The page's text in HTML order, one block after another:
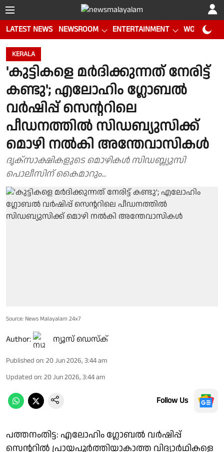
LATEST NEWS NEWSROOM ENTERTAINMENT WORLD CUP
KERALA
'കുട്ടികളെ മർദിക്കുന്നത് നേരിട്ട്
കണ്ടു'; എലോഹിം ഗ്ലോബൽ
വർഷിപ്പ് സെൻ്ററിലെ
പീഡനത്തിൽ സിഡബ്യുസിക്ക്
മൊഴി നൽകി അന്തേവാസികൾ
ദൃക്സാക്ഷികളുടെ മൊഴികൾ സിഡബ്ല്യുസി
പൊലീസിന് കൈമാറും...
Source: News Malayalam 24x7
Author: ന്യൂസ് ഡെസ്ക്
Published on: 20 Jun 2026, 3:44 am
Updated on: 20 Jun 2026, 3:44 am
Follow Us
പത്തനംതിട്ട: എലോഹിം ഗ്ലോബൽ വർഷിപ്പ്
സെൻ്ററിൽ പ്രായപൂർത്തിയാകാത്ത വിദ്യാർഥികളെ